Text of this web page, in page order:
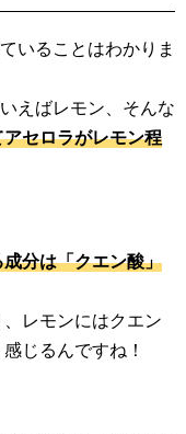
いることはわかりま
えばレモン、そんな
セロラがレモン程
分は「クエン酸」
レモンにはクエン
じるんですね！